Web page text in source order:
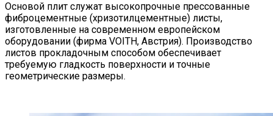
Основой плит служат высокопрочные прессованные
фиброцементные (хризотилцементные) листы,
изготовленные на современном европейском
оборудовании (фирма VOITH, Австрия). Производство
листов прокладочным способом обеспечивает
требуемую гладкость поверхности и точные
геометрические размеры.